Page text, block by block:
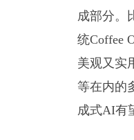
成部分。
统Coffee
美观又实
等在内的
成式AI有